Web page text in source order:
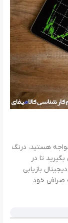
هستید، درنگ
تا در
بازیابی
صرافی خود